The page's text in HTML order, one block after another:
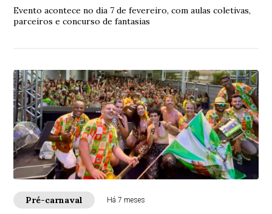
Evento acontece no dia 7 de fevereiro, com aulas coletivas,
parceiros e concurso de fantasias
Pré-carnaval Há 7 meses